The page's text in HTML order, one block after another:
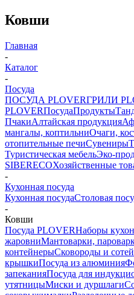
Ковши
Главная
-
Каталог
-
Посуда
ПОСУДА PLOVERГРИЛИ
PLOVERПосудаПродукты
ПчакиАлтайская продукция
мангалы, коптильниОчаги,
отопительные печиСувениры
Туристическая мебельЭко-
SIBERECOХозяйственные
-
Кухонная посуда
Кухонная посудаСтоловая
-
Ковши
Посуда PLOVERНаборы
жаровниМантоварки,
контейнерыСковороды и
крышкиПосуда из алюминия
запеканияПосуда для
утятницыМиски и дуршлаги